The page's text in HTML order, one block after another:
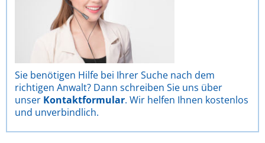
Sie benötigen Hilfe bei Ihrer Suche nach dem
richtigen Anwalt? Dann schreiben Sie uns über
unser Kontaktformular. Wir helfen Ihnen kostenlos
und unverbindlich.